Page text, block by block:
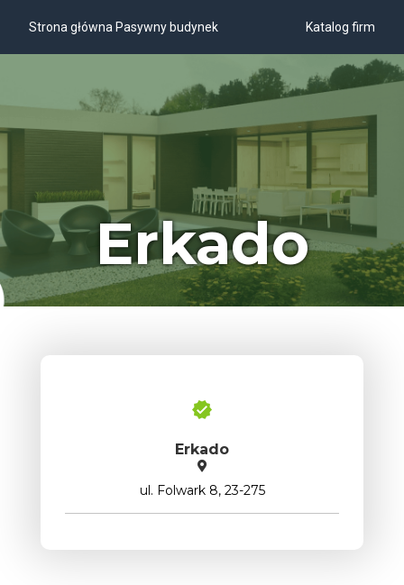
Strona główna Pasywny budynek Katalog firm
Erkado
Erkado
ul. Folwark 8, 23-275